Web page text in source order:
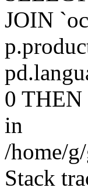
JOIN
0 THEN
in
/home/
Stack